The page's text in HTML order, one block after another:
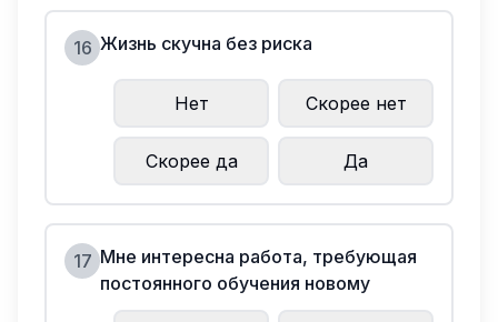
16 Жизнь скучна без риска
Нет Скорее нет
Скорее да Да
17 Мне интересна работа, требующая
постоянного обучения новому